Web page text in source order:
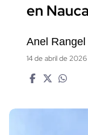
en
Anel Rangel
14 de abril de 2026